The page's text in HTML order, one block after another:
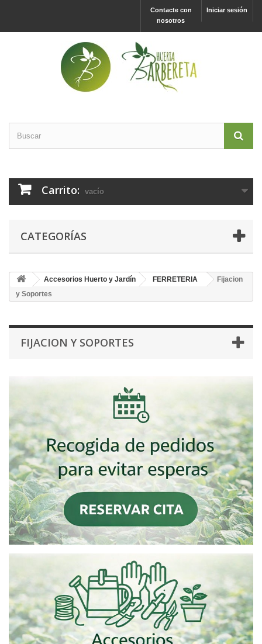
Iniciar sesión
Contacte con
nosotros
Carrito: vacío
CATEGORÍAS
Accesorios Huerto y Jardín FERRETERIA
Fijacion
y Soportes
FIJACION Y SOPORTES